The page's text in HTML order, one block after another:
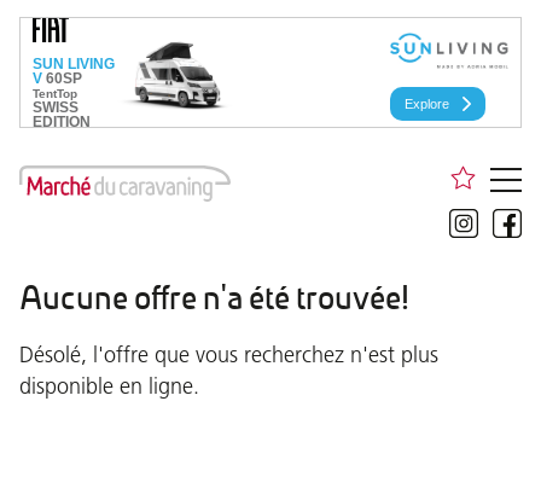
Aucune offre n'a été trouvée!
Désolé, l'offre que vous recherchez n'est plus
disponible en ligne.